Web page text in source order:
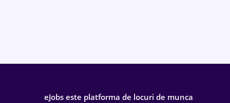
eJobs este platforma de locuri de munca